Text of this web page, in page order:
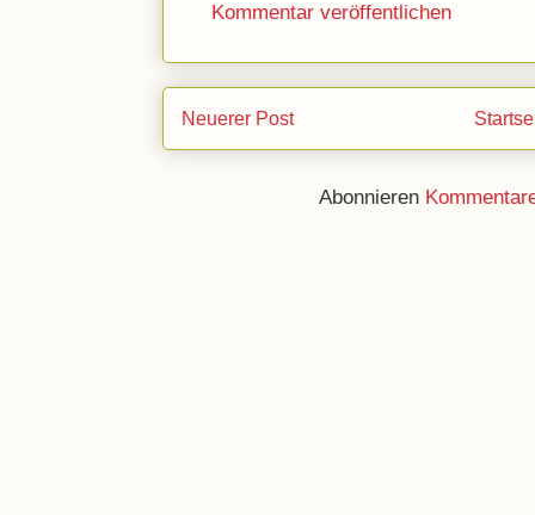
Kommentar veröffentlichen
Neuerer Post
Abonnieren